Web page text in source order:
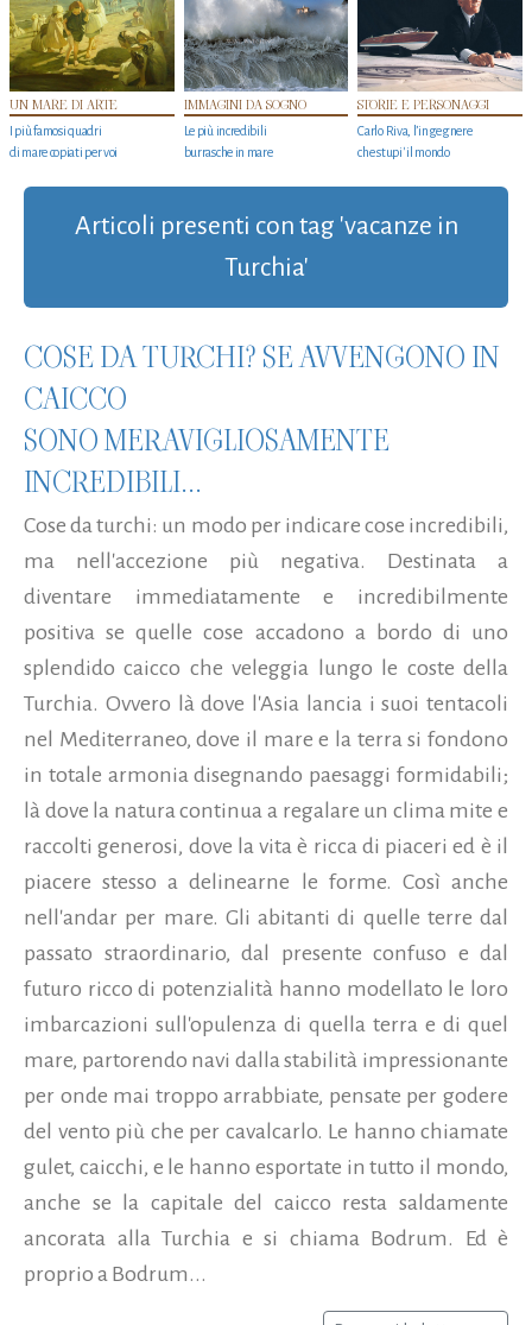
UN MARE DI ARTE
I più famosi quadri
di mare copiati per voi
IMMAGINI DA SOGNO
Le più incredibili
burrasche in mare
STORIE E PERSONAGGI
Carlo Riva, l’ingegnere
che stupi' il mondo
Articoli presenti con tag 'vacanze in
Turchia'
COSE DA TURCHI? SE AVVENGONO IN
CAICCO
SONO MERAVIGLIOSAMENTE
INCREDIBILI...
Cose da turchi: un modo per indicare cose incredibili,
ma nell'accezione più negativa. Destinata a
diventare immediatamente e incredibilmente
positiva se quelle cose accadono a bordo di uno
splendido caicco che veleggia lungo le coste della
Turchia. Ovvero là dove l'Asia lancia i suoi tentacoli
nel Mediterraneo, dove il mare e la terra si fondono
in totale armonia disegnando paesaggi formidabili;
là dove la natura continua a regalare un clima mite e
raccolti generosi, dove la vita è ricca di piaceri ed è il
piacere stesso a delinearne le forme. Così anche
nell'andar per mare. Gli abitanti di quelle terre dal
passato straordinario, dal presente confuso e dal
futuro ricco di potenzialità hanno modellato le loro
imbarcazioni sull'opulenza di quella terra e di quel
mare, partorendo navi dalla stabilità impressionante
per onde mai troppo arrabbiate, pensate per godere
del vento più che per cavalcarlo. Le hanno chiamate
gulet, caicchi, e le hanno esportate in tutto il mondo,
anche se la capitale del caicco resta saldamente
ancorata alla Turchia e si chiama Bodrum. Ed è
proprio a Bodrum...